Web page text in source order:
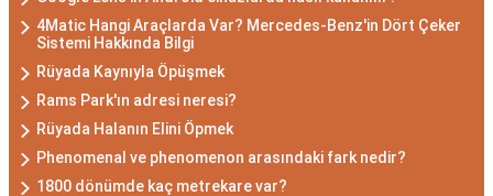
4Matic Hangi Araçlarda Var? Mercedes-Benz'in Dört Çeker
Sistemi Hakkında Bilgi
Rüyada Kaynıyla Öpüşmek
Rams Park'ın adresi neresi?
Rüyada Halanın Elini Öpmek
Phenomenal ve phenomenon arasındaki fark nedir?
1800 dönümde kaç metrekare var?